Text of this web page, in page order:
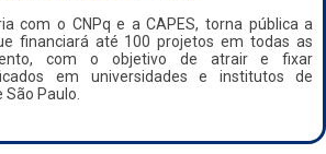
com o CNPq e a CAPES, torna pública a
financiará até 100 projetos em todas as
com o objetivo de atrair e fixar
em universidades e institutos de
Paulo.